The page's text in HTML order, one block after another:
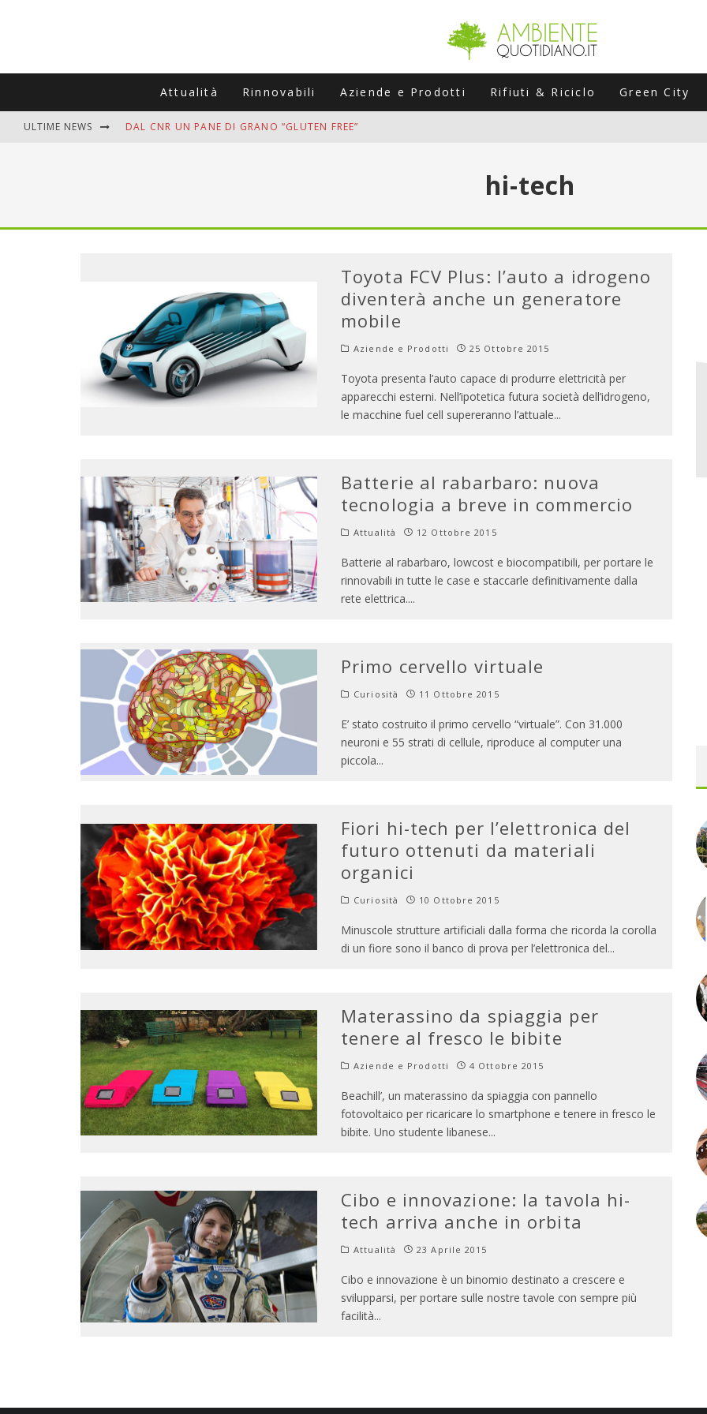
Attualità Rinnovabili Aziende e Prodotti Rifiuti & Riciclo Green City
ULTIME NEWS DAL CNR UN PANE DI GRANO “GLUTEN FREE”
hi-tech
Toyota FCV Plus: l’auto a idrogeno
diventerà anche un generatore
mobile
Aziende e Prodotti 25 Ottobre 2015
Toyota presenta l’auto capace di produrre elettricità per
apparecchi esterni. Nell’ipotetica futura società dell’idrogeno,
le macchine fuel cell supereranno l’attuale...
Batterie al rabarbaro: nuova
tecnologia a breve in commercio
Attualità 12 Ottobre 2015
Batterie al rabarbaro, lowcost e biocompatibili, per portare le
rinnovabili in tutte le case e staccarle definitivamente dalla
rete elettrica....
Primo cervello virtuale
Curiosità 11 Ottobre 2015
E’ stato costruito il primo cervello “virtuale”. Con 31.000
neuroni e 55 strati di cellule, riproduce al computer una
piccola...
Fiori hi-tech per l’elettronica del
futuro ottenuti da materiali
organici
Curiosità 10 Ottobre 2015
Minuscole strutture artificiali dalla forma che ricorda la corolla
di un fiore sono il banco di prova per l’elettronica del...
Materassino da spiaggia per
tenere al fresco le bibite
Aziende e Prodotti 4 Ottobre 2015
Beachill’, un materassino da spiaggia con pannello
fotovoltaico per ricaricare lo smartphone e tenere in fresco le
bibite. Uno studente libanese...
Cibo e innovazione: la tavola hi-
tech arriva anche in orbita
Attualità 23 Aprile 2015
Cibo e innovazione è un binomio destinato a crescere e
svilupparsi, per portare sulle nostre tavole con sempre più
facilità...